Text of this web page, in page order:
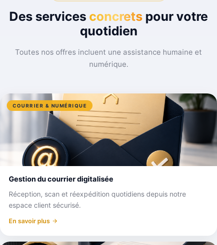
Des services concrets pour votre
quotidien
Toutes nos offres incluent une assistance humaine et
numérique.
COURRIER & NUMÉRIQUE
Gestion du courrier digitalisée
Réception, scan et réexpédition quotidiens depuis notre
espace client sécurisé.
En savoir plus